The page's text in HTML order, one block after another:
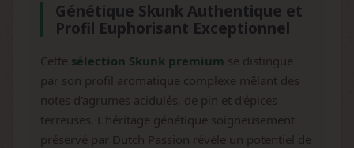
Génétique Skunk Authentique et
Profil Euphorisant Exceptionnel
Cette sélection Skunk premium se distingue
par son profil aromatique complexe mêlant des
notes d'agrumes acidulés, de pin et d'épices
terreuses. L'héritage génétique soigneusement
préservé par Dutch Passion révèle un potentiel de